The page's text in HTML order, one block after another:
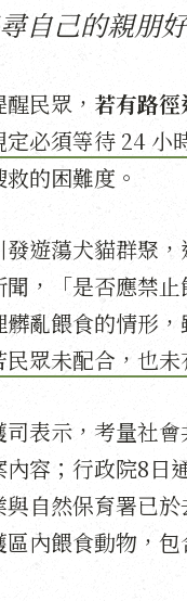
自己的親朋
民眾， 若有路
定必須等待 24 小
的困難度。
遊蕩犬貓群聚
，「是否應禁
亂餵食的情形，
眾未配合，也
表示，考量社
容；行政院8日
自然保育署已
內餵食動物，包